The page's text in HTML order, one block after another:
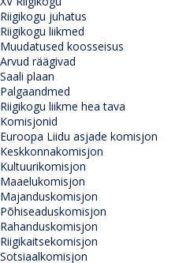
Riigikogu juhatus
Riigikogu liikmed
Muudatused koosseisus
Arvud räägivad
Saali plaan
Palgaandmed
Riigikogu liikme hea tava
Komisjonid
Euroopa Liidu asjade komisjon
Keskkonnakomisjon
Kultuurikomisjon
Maaelukomisjon
Majanduskomisjon
Põhiseaduskomisjon
Rahanduskomisjon
Riigikaitsekomisjon
Sotsiaalkomisjon